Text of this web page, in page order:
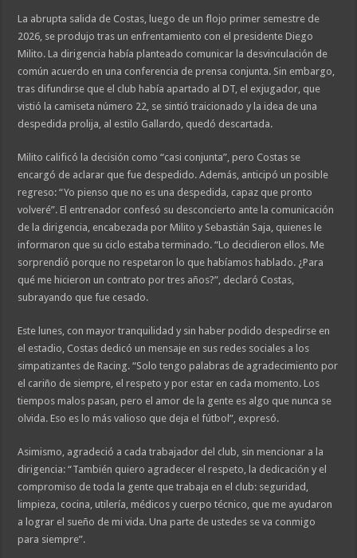
La abrupta salida de Costas, luego de un flojo primer semestre de
2026, se produjo tras un enfrentamiento con el presidente Diego
Milito. La dirigencia había planteado comunicar la desvinculación de
común acuerdo en una conferencia de prensa conjunta. Sin embargo,
tras difundirse que el club había apartado al DT, el exjugador, que
vistió la camiseta número 22, se sintió traicionado y la idea de una
despedida prolija, al estilo Gallardo, quedó descartada.
Milito calificó la decisión como “casi conjunta”, pero Costas se
encargó de aclarar que fue despedido. Además, anticipó un posible
regreso: “Yo pienso que no es una despedida, capaz que pronto
volveré”. El entrenador confesó su desconcierto ante la comunicación
de la dirigencia, encabezada por Milito y Sebastián Saja, quienes le
informaron que su ciclo estaba terminado. “Lo decidieron ellos. Me
sorprendió porque no respetaron lo que habíamos hablado. ¿Para
qué me hicieron un contrato por tres años?”, declaró Costas,
subrayando que fue cesado.
Este lunes, con mayor tranquilidad y sin haber podido despedirse en
el estadio, Costas dedicó un mensaje en sus redes sociales a los
simpatizantes de Racing. “Solo tengo palabras de agradecimiento por
el cariño de siempre, el respeto y por estar en cada momento. Los
tiempos malos pasan, pero el amor de la gente es algo que nunca se
olvida. Eso es lo más valioso que deja el fútbol”, expresó.
Asimismo, agradeció a cada trabajador del club, sin mencionar a la
dirigencia: “También quiero agradecer el respeto, la dedicación y el
compromiso de toda la gente que trabaja en el club: seguridad,
limpieza, cocina, utilería, médicos y cuerpo técnico, que me ayudaron
a lograr el sueño de mi vida. Una parte de ustedes se va conmigo
para siempre”.